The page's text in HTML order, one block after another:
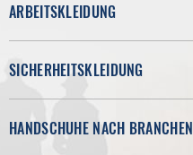
ARBEITSKLEIDUNG
SICHERHEITSKLEIDUNG
HANDSCHUHE NACH BRANCHEN